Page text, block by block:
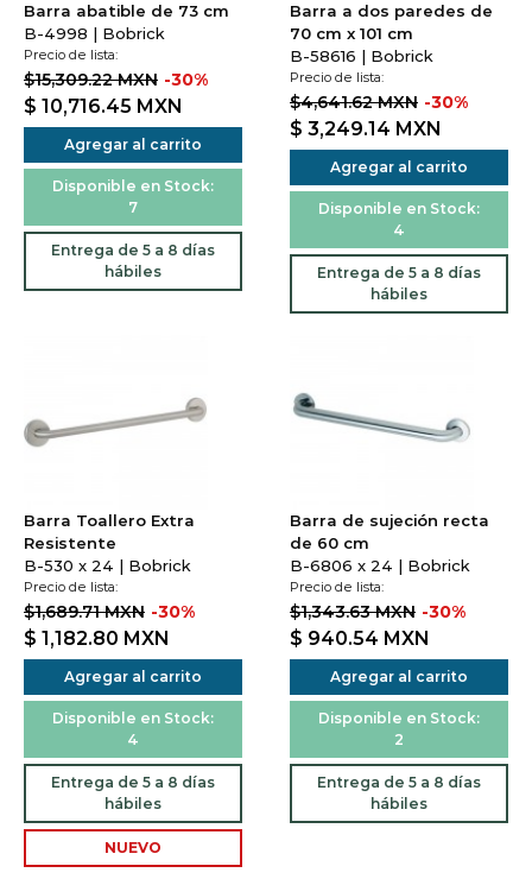
Barra abatible de 73 cm
B-4998 | Bobrick
Precio de lista:
$15,309.22 MXN -30%
$ 10,716.45 MXN
Agregar al carrito
Disponible en Stock:
7
Entrega de 5 a 8 días
hábiles
Barra a dos paredes de
70 cm x 101 cm
B-58616 | Bobrick
Precio de lista:
$4,641.62 MXN -30%
$ 3,249.14 MXN
Agregar al carrito
Disponible en Stock:
4
Entrega de 5 a 8 días
hábiles
Barra Toallero Extra
Resistente
B-530 x 24 | Bobrick
Precio de lista:
$1,689.71 MXN -30%
$ 1,182.80 MXN
Agregar al carrito
Disponible en Stock:
4
Entrega de 5 a 8 días
hábiles
NUEVO
Barra de sujeción recta
de 60 cm
B-6806 x 24 | Bobrick
Precio de lista:
$1,343.63 MXN -30%
$ 940.54 MXN
Agregar al carrito
Disponible en Stock:
2
Entrega de 5 a 8 días
hábiles